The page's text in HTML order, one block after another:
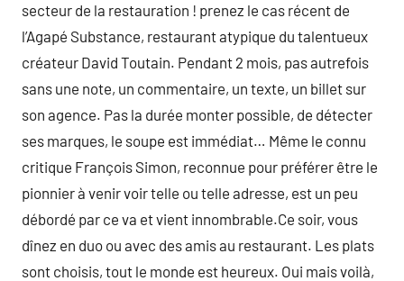
secteur de la restauration ! prenez le cas récent de
l’Agapé Substance, restaurant atypique du talentueux
créateur David Toutain. Pendant 2 mois, pas autrefois
sans une note, un commentaire, un texte, un billet sur
son agence. Pas la durée monter possible, de détecter
ses marques, le soupe est immédiat… Même le connu
critique François Simon, reconnue pour préférer être le
pionnier à venir voir telle ou telle adresse, est un peu
débordé par ce va et vient innombrable.Ce soir, vous
dînez en duo ou avec des amis au restaurant. Les plats
sont choisis, tout le monde est heureux. Oui mais voilà,